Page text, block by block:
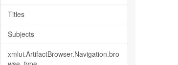
Titles
Subjects
xmlui.ArtifactBrowser.Navigation.bro